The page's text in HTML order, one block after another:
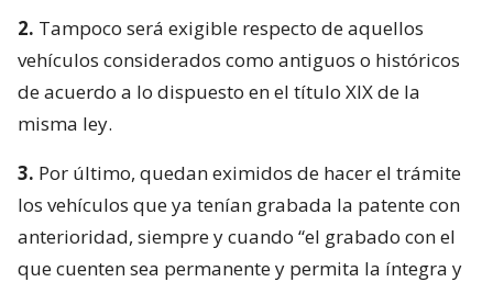
2. Tampoco será exigible respecto de aquellos
vehículos considerados como antiguos o históricos
de acuerdo a lo dispuesto en el título XIX de la
misma ley.
3. Por último, quedan eximidos de hacer el trámite
los vehículos que ya tenían grabada la patente con
anterioridad, siempre y cuando “el grabado con el
que cuenten sea permanente y permita la íntegra y